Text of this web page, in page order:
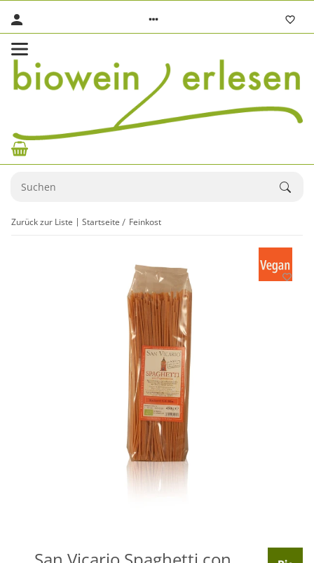
Zurück zur Liste Startseite Feinkost